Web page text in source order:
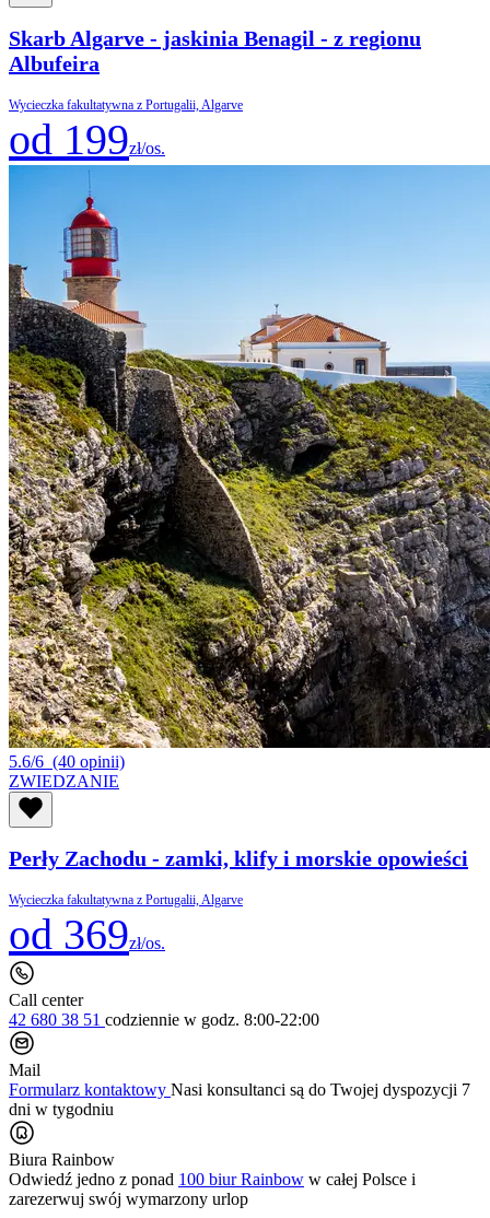
Skarb Algarve - jaskinia Benagil - z regionu
Albufeira
Wycieczka fakultatywna z Portugalii, Algarve
od 199zł/os.
5.6/6 (40 opinii)
ZWIEDZANIE
Perły Zachodu - zamki, klify i morskie opowieści
Wycieczka fakultatywna z Portugalii, Algarve
od 369zł/os.
Call center
42 680 38 51 codziennie w godz. 8:00-22:00
Mail
Formularz kontaktowy Nasi konsultanci są do Twojej dyspozycji 7
dni w tygodniu
Biura Rainbow
Odwiedź jedno z ponad 100 biur Rainbow w całej Polsce i
zarezerwuj swój wymarzony urlop